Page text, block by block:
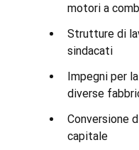
motori a
Strutture di
sindacati
Impegni per
diverse
Conversione
capitale